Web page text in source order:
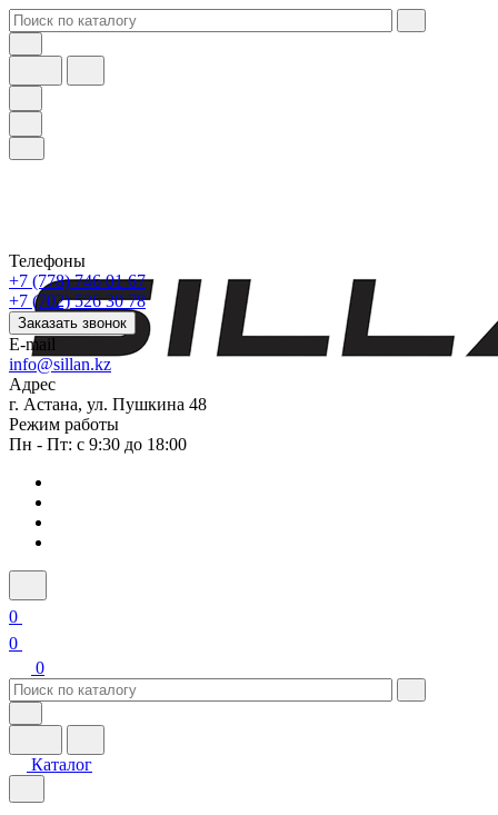
Телефоны
+7 (778) 746 01 67
+7 (702) 526 30 78
Заказать звонок
E-mail
info@sillan.kz
Адрес
г. Астана, ул. Пушкина 48
Режим работы
Пн - Пт: с 9:30 до 18:00
0
0
0
Каталог